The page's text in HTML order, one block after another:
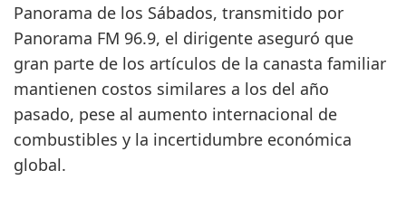
Panorama de los Sábados, transmitido por
Panorama FM 96.9, el dirigente aseguró que
gran parte de los artículos de la canasta familiar
mantienen costos similares a los del año
pasado, pese al aumento internacional de
combustibles y la incertidumbre económica
global.